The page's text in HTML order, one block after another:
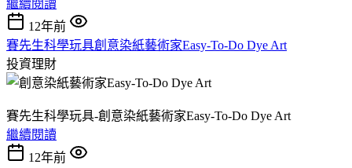
繼續閱讀
12年前
賽先生科學玩具創意染紙藝術家Easy-To-Do Dye Art
投資理財
賽先生科學玩具-創意染紙藝術家Easy-To-Do Dye Art
繼續閱讀
12年前